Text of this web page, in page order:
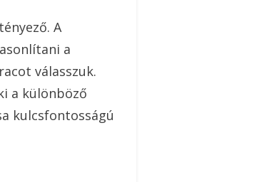
tényező. A
a
válasszuk.
a különböző
kulcsfontosságú